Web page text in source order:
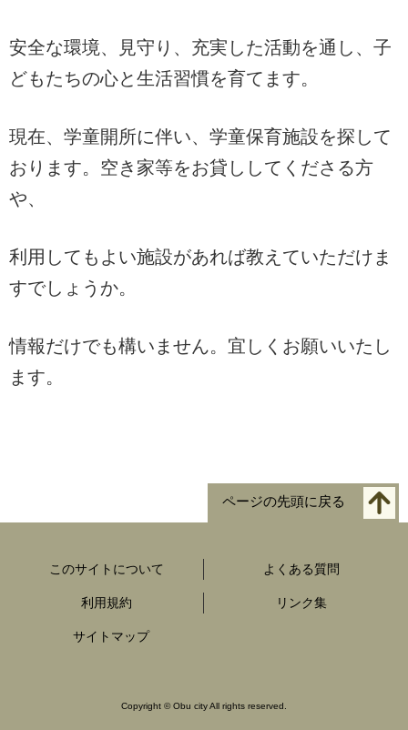
安全な環境、見守り、充実した活動を通し、子
どもたちの心と生活習慣を育てます。
現在、学童開所に伴い、学童保育施設を探して
おります。空き家等をお貸ししてくださる方
や、
利用してもよい施設があれば教えていただけま
すでしょうか。
情報だけでも構いません。宜しくお願いいたし
ます。
ページの先頭に戻る
このサイトについて よくある質問
利用規約 リンク集
サイトマップ
Copyright ©Obu city All rights reserved.